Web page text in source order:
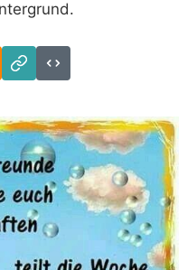
Download
Link
Code